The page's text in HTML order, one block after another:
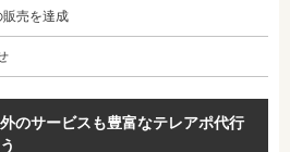
売を達成
のサービスも豊富なテレアポ代行